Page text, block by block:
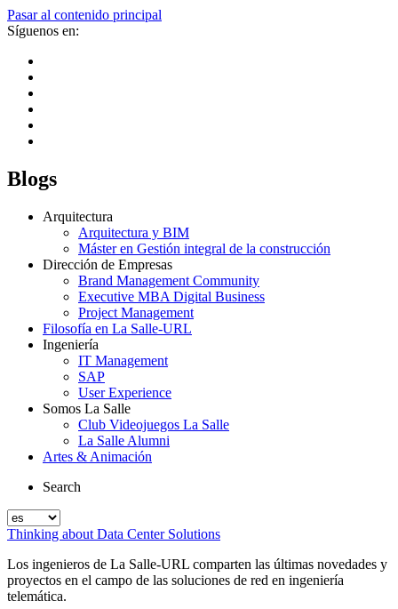
Pasar al contenido principal
Síguenos en:
Blogs
Arquitectura
Arquitectura y BIM
Máster en Gestión integral de la construcción
Dirección de Empresas
Brand Management Community
Executive MBA Digital Business
Project Management
Filosofía en La Salle-URL
Ingeniería
IT Management
SAP
User Experience
Somos La Salle
Club Videojuegos La Salle
La Salle Alumni
Artes & Animación
Search
Thinking about Data Center Solutions
Los ingenieros de La Salle-URL comparten las últimas novedades y
proyectos en el campo de las soluciones de red en ingeniería
telemática.